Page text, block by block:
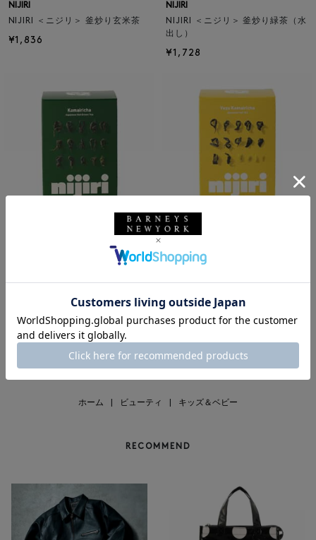
NIJIRI
NIJIRI ＜ニジリ＞ 釜炒り玄米茶
¥1,836
NIJIRI
NIJIRI ＜ニジリ＞ 釜炒り緑茶（水
出し）
¥1,728
返品不可
NIJIRI
子）
¥1,836
1
ホーム ビューティ キッズ＆ベビー
RECOMMEND